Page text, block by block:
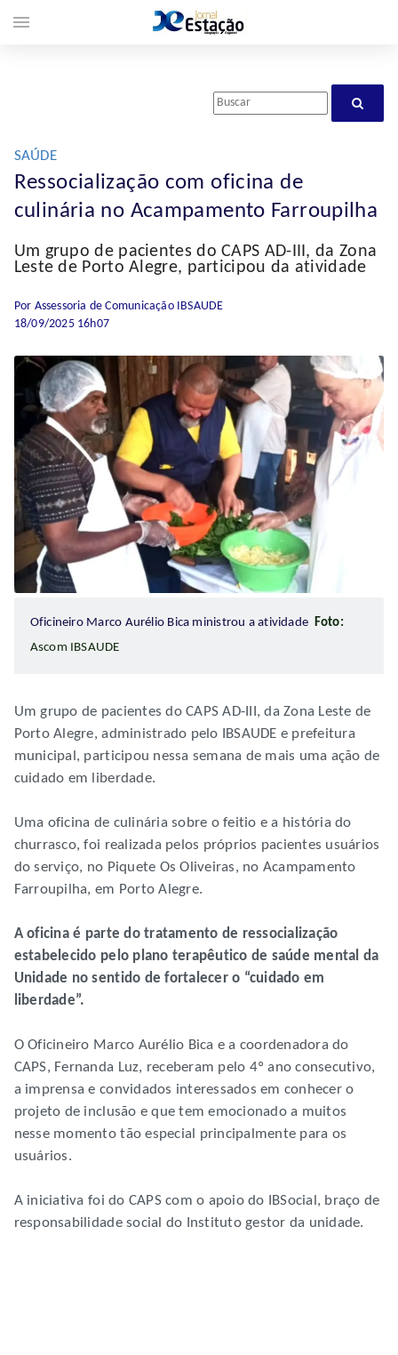
SAÚDE
Ressocialização com oficina de
culinária no Acampamento Farroupilha
Um grupo de pacientes do CAPS AD-III, da Zona
Leste de Porto Alegre, participou da atividade
Por Assessoria de Comunicação IBSAUDE
18/09/2025 16h07
Oficineiro Marco Aurélio Bica ministrou a atividade Foto:
Ascom IBSAUDE
Um grupo de pacientes do CAPS AD-III, da Zona Leste de
Porto Alegre, administrado pelo IBSAUDE e prefeitura
municipal, participou nessa semana de mais uma ação de
cuidado em liberdade.
Uma oficina de culinária sobre o feitio e a história do
churrasco, foi realizada pelos próprios pacientes usuários
do serviço, no Piquete Os Oliveiras, no Acampamento
Farroupilha, em Porto Alegre.
A oficina é parte do tratamento de ressocialização
estabelecido pelo plano terapêutico de saúde mental da
Unidade no sentido de fortalecer o “cuidado em
liberdade”.
O Oficineiro Marco Aurélio Bica e a coordenadora do
CAPS, Fernanda Luz, receberam pelo 4º ano consecutivo,
a imprensa e convidados interessados em conhecer o
projeto de inclusão e que tem emocionado a muitos
nesse momento tão especial principalmente para os
usuários.
A iniciativa foi do CAPS com o apoio do IBSocial, braço de
responsabilidade social do Instituto gestor da unidade.
menu